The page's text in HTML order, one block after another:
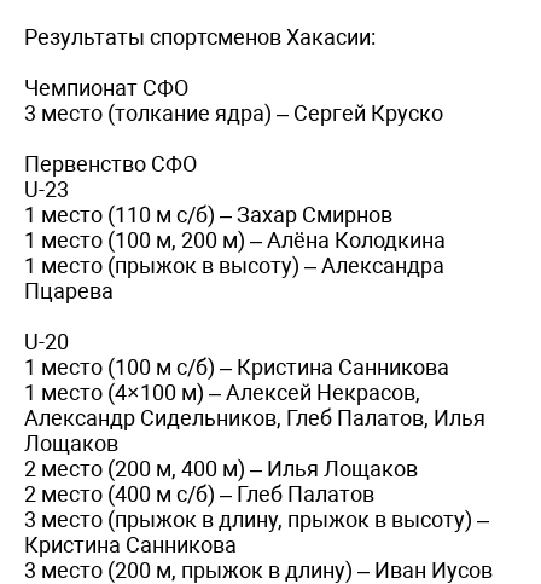
Результаты спортсменов Хакасии:
Чемпионат СФО
3 место (толкание ядра) – Сергей Круско
Первенство СФО
U-23
1 место (110 м с/б) – Захар Смирнов
1 место (100 м, 200 м) – Алёна Колодкина
1 место (прыжок в высоту) – Александра
Пцарева
U-20
1 место (100 м с/б) – Кристина Санникова
1 место (4×100 м) – Алексей Некрасов,
Александр Сидельников, Глеб Палатов, Илья
Лощаков
2 место (200 м, 400 м) – Илья Лощаков
2 место (400 м с/б) – Глеб Палатов
3 место (прыжок в длину, прыжок в высоту) –
Кристина Санникова
3 место (200 м, прыжок в длину) – Иван Иусов